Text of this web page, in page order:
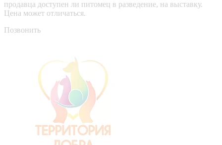
продавца доступен ли питомец в разведение, на выставку.
Цена может отличаться.
Позвонить